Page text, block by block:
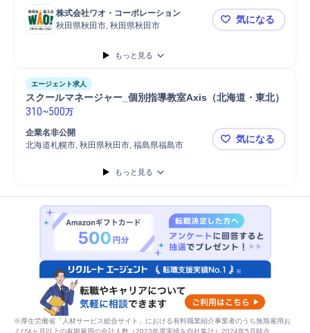
株式会社ワオ・コーポレーション
秋田県秋田市, 秋田県秋田市
【秋田・ス
気になる
もっと見る
エージェント求人
スクールマネージャー_個別指導教室Axis（北海道・東北）
310~500万
企業名非公開
北海道札幌市, 秋田県秋田市, 福島県福島市
スクールマ
気になる
もっと見る
※厚生労働省「人材サービス総合サイト」における有料職業紹介事業者のうち無期雇用お
よび4ヶ月以上の有期雇用の合計人数（2023年度実績を自社集計）2024年5月時点